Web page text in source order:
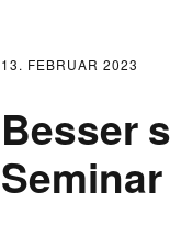
13. FEBRUAR 2023
Besser
Seminar